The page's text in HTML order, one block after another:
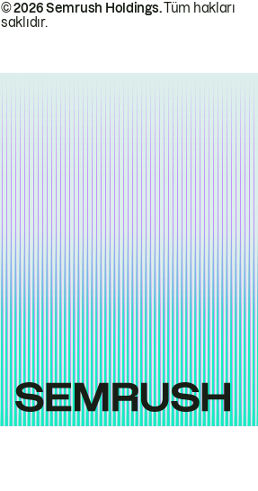
© 2026 Semrush Holdings.Tüm hakları
saklıdır.